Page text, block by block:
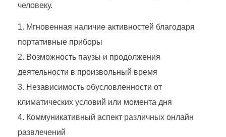
человеку.
Мгновенная наличие активностей благодаря
портативные приборы
Возможность паузы и продолжения
деятельности в произвольный время
Независимость обусловленности от
климатических условий или момента дня
Коммуникативный аспект различных онлайн
развлечений